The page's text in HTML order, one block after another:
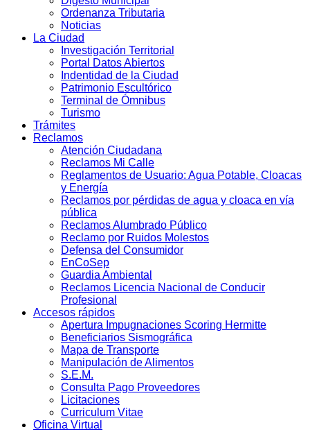
Ordenanza Tributaria
Noticias
La Ciudad
Investigación Territorial
Portal Datos Abiertos
Indentidad de la Ciudad
Patrimonio Escultórico
Terminal de Ómnibus
Turismo
Trámites
Reclamos
Atención Ciudadana
Reclamos Mi Calle
Reglamentos de Usuario: Agua Potable, Cloacas
y Energía
Reclamos por pérdidas de agua y cloaca en vía
pública
Reclamos Alumbrado Público
Reclamo por Ruidos Molestos
Defensa del Consumidor
EnCoSep
Guardia Ambiental
Reclamos Licencia Nacional de Conducir
Profesional
Accesos rápidos
Apertura Impugnaciones Scoring Hermitte
Beneficiarios Sismográfica
Mapa de Transporte
Manipulación de Alimentos
S.E.M.
Consulta Pago Proveedores
Licitaciones
Curriculum Vitae
Oficina Virtual